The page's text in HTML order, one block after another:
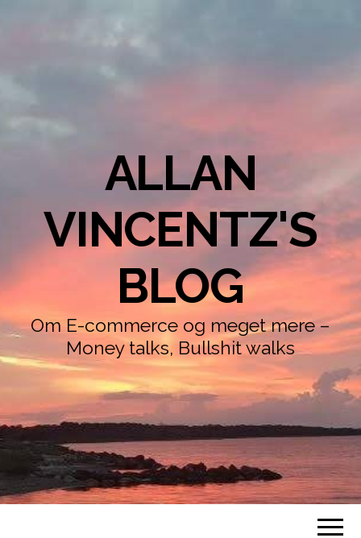
ALLAN
VINCENTZ'S
BLOG
Om E-commerce og meget mere –
Money talks, Bullshit walks